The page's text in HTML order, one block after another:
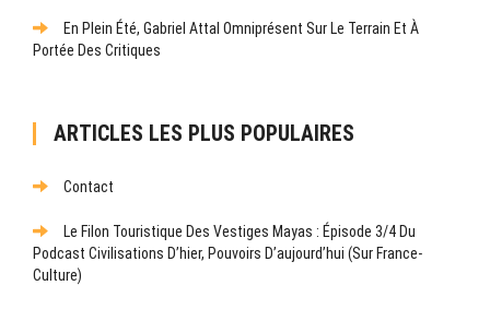
En Plein Été, Gabriel Attal Omniprésent Sur Le Terrain Et À
Portée Des Critiques
ARTICLES LES PLUS POPULAIRES
Contact
Le Filon Touristique Des Vestiges Mayas : Épisode 3/4 Du
Podcast Civilisations D’hier, Pouvoirs D’aujourd’hui (sur France-
Culture)